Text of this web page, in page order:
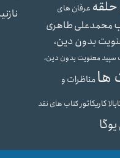
عرفان های
محمدعلی طاهری
بدون دین،
سپیدمعنویت بدون دین،
هامناظرات و
کاریکاتورکتاب های نقد
یوگا